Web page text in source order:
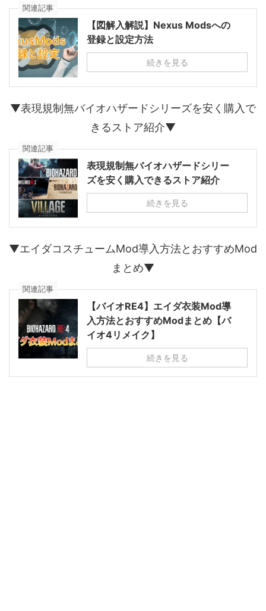
関連記事
【図解入解説】Nexus Modsへの
登録と設定方法
続きを見る
▼表現規制無バイオハザードシリーズを安く購入で
きるストア紹介▼
関連記事
表現規制無バイオハザードシリー
ズを安く購入できるストア紹介
続きを見る
▼エイダコスチュームMod導入方法とおすすめMod
まとめ▼
関連記事
【バイオRE4】エイダ衣装Mod導
入方法とおすすめModまとめ【バ
イオ4リメイク】
続きを見る